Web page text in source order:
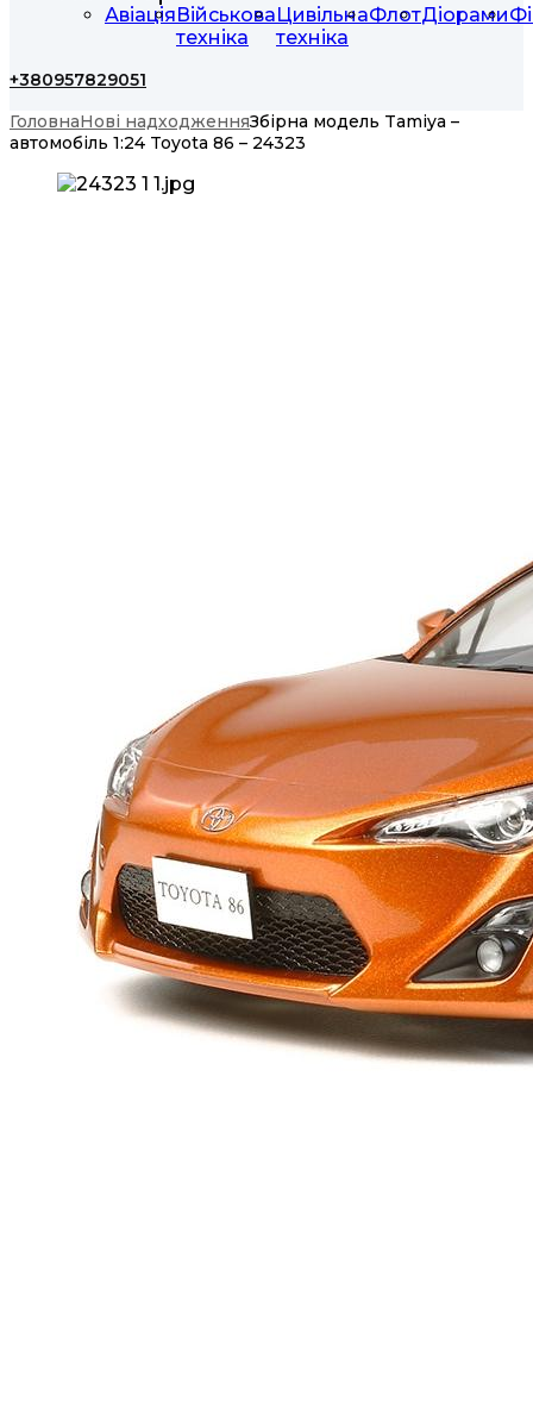
АвіаціяВійськова
техніка
Цивільна
техніка
ФлотДіорами
+380957829051
ГоловнаНові надходженняЗбірна модель Tamiya –
автомобіль 1:24 Toyota 86 – 24323